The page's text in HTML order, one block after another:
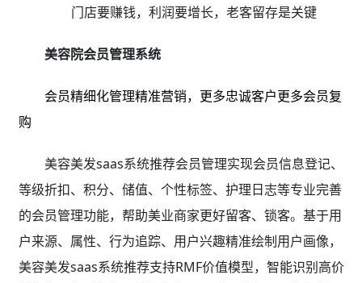
门店要赚钱，利润要增长，老客留存是关键
美容院会员管理系统
会员精细化管理精准营销，更多忠诚客户更多会员复
购
美容美发saas系统推荐会员管理实现会员信息登记、
等级折扣、积分、储值、个性标签、护理日志等专业完善
的会员管理功能，帮助美业商家更好留客、锁客。基于用
户来源、属性、行为追踪、用户兴趣精准绘制用户画像，
美容美发saas系统推荐支持RMF价值模型，智能识别高价